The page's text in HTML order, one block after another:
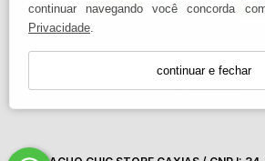
continuar navegando você concorda
Privacidade
continuar e fechar